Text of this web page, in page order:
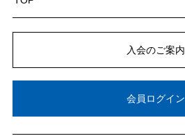
入会のご案内
会員ログイン